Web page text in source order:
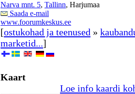
Narva mnt. 5, Tallinn, Harjumaa
Saada e-mail
www.foorumkeskus.ee
[ostukohad ja teenused »
marketid...]
Kaart
Loe info kaardi